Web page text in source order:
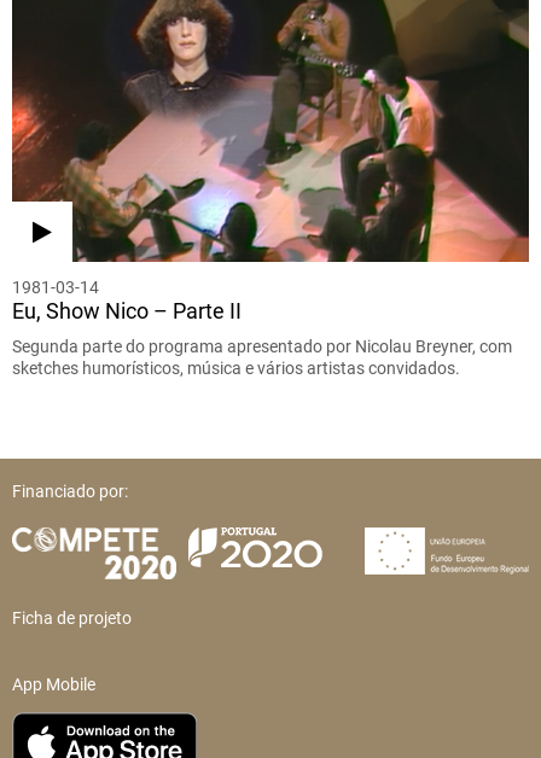
1981-03-14
Eu, Show Nico – Parte II
Segunda parte do programa apresentado por Nicolau Breyner, com
sketches humorísticos, música e vários artistas convidados.
Financiado por:
Ficha de projeto
App Mobile